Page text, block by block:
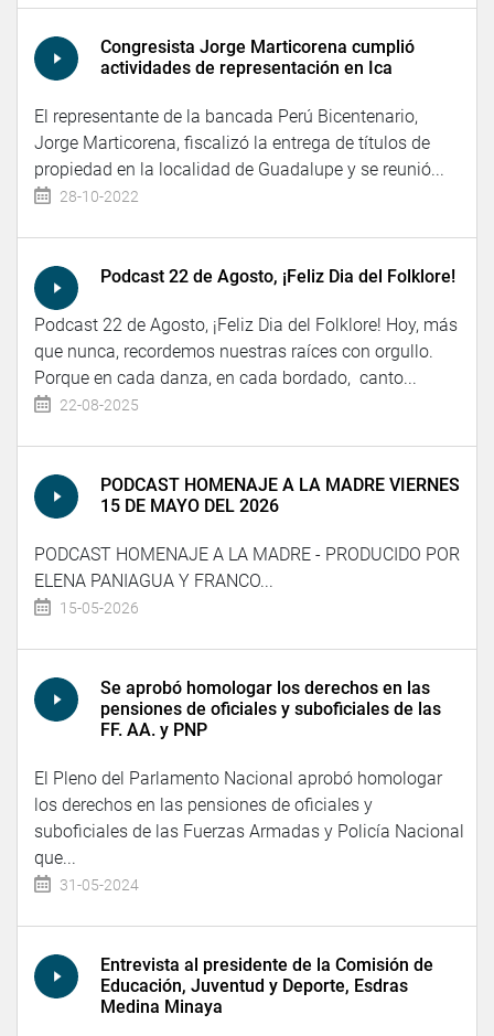
Congresista Jorge Marticorena cumplió
actividades de representación en Ica
El representante de la bancada Perú Bicentenario,
Jorge Marticorena, fiscalizó la entrega de títulos de
propiedad en la localidad de Guadalupe y se reunió...
28-10-2022
Podcast 22 de Agosto, ¡Feliz Dia del Folklore!
Podcast 22 de Agosto, ¡Feliz Dia del Folklore! Hoy, más
que nunca, recordemos nuestras raíces con orgullo.
Porque en cada danza, en cada bordado, canto...
22-08-2025
PODCAST HOMENAJE A LA MADRE VIERNES
15 DE MAYO DEL 2026
PODCAST HOMENAJE A LA MADRE - PRODUCIDO POR
ELENA PANIAGUA Y FRANCO...
15-05-2026
Se aprobó homologar los derechos en las
pensiones de oficiales y suboficiales de las
FF. AA. y PNP
El Pleno del Parlamento Nacional aprobó homologar
los derechos en las pensiones de oficiales y
suboficiales de las Fuerzas Armadas y Policía Nacional
que...
31-05-2024
Entrevista al presidente de la Comisión de
Educación, Juventud y Deporte, Esdras
Medina Minaya